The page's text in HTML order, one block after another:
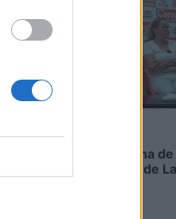
Uma semana
na cozinha de